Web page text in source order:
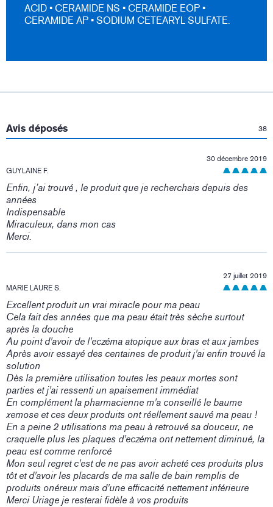
ACID • CERAMIDE NS • CERAMIDE EOP •
CERAMIDE AP • SODIUM CETEARYL SULFATE.
Avis déposés: 38
GUYLAINE F.
30 décembre 2019
Enfin, j’ai trouvé , le produit que je recherchais depuis des
années
Indispensable
Miraculeux, dans mon cas
Merci.
MARIE LAURE S.
27 juillet 2019
Excellent produit un vrai miracle pour ma peau
Cela fait des années que ma peau était très sèche surtout
après la douche
Au point d'avoir de l'eczéma atopique aux bras et aux jambes
Après avoir essayé des centaines de produit j'ai enfin trouvé la
solution
Dès la première utilisation toutes les peaux mortes sont
parties et j'ai ressenti un apaisement immédiat
En complément la pharmacienne m'a conseillé le baume
xemose et ces deux produits ont réellement sauvé ma peau !
En a peine 2 utilisations ma peau à retrouvé sa douceur, ne
craquelle plus les plaques d'eczéma ont nettement diminué, la
peau est comme renforcé
Mon seul regret c'est de ne pas avoir acheté ces produits plus
tôt et d'avoir les placards de ma salle de bain remplis de
produits onéreux mais d'une efficacité nettement inférieure
Merci Uriage je resterai fidèle à vos produits